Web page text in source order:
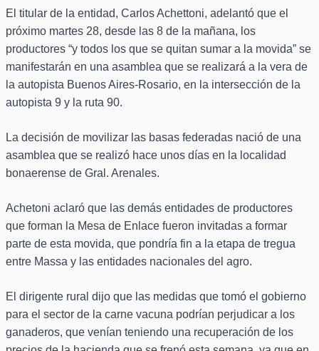
El titular de la entidad, Carlos Achettoni, adelantó que el
próximo martes 28, desde las 8 de la mañana, los
productores “y todos los que se quitan sumar a la movida” se
manifestarán en una asamblea que se realizará a la vera de
la autopista Buenos Aires-Rosario, en la intersección de la
autopista 9 y la ruta 90.
La decisión de movilizar las basas federadas nació de una
asamblea que se realizó hace unos días en la localidad
bonaerense de Gral. Arenales.
Achetoni aclaró que las demás entidades de productores
que forman la Mesa de Enlace fueron invitadas a formar
parte de esta movida, que pondría fin a la etapa de tregua
entre Massa y las entidades nacionales del agro.
El dirigente rural dijo que las medidas que tomó el gobierno
para el sector de la carne vacuna podrían perjudicar a los
ganaderos, que venían teniendo una recuperación de los